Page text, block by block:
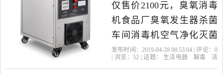
仅售价2100元，臭氧消毒
机食品厂臭氧发生器杀菌
车间消毒机空气净化灭菌
机除醛是2019年壹家福工
发布时间：2019-04-28 08:53:04 | 评论： 0
| 浏览：52 | 话题： 生活电器 解毒
活